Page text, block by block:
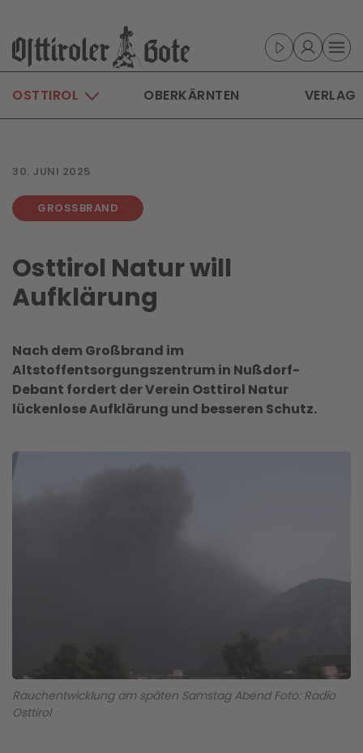
Skip to main content
OSTTIROL OBERKÄRNTEN VERLAG
30. JUNI 2025
GROSSBRAND
Osttirol Natur will
Aufklärung
Nach dem Großbrand im
Altstoffentsorgungszentrum in Nußdorf-
Debant fordert der Verein Osttirol Natur
lückenlose Aufklärung und besseren Schutz.
Rauchentwicklung am späten Samstag Abend Foto: Radio
Osttirol